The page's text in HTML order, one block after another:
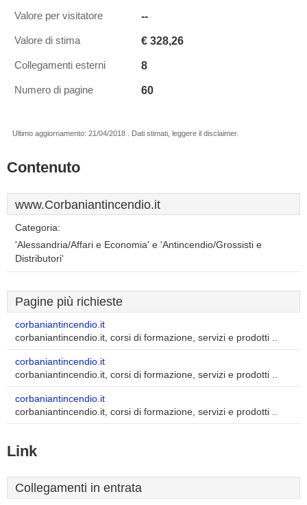
Valore per visitatore --
Valore di stima € 328,26
Collegamenti esterni 8
Numero di pagine 60
Ultimo aggiornamento: 21/04/2018 . Dati stimati, leggere il disclaimer.
Contenuto
www.Corbaniantincendio.it
Categoria:
'Alessandria/Affari e Economia' e 'Antincendio/Grossisti e
Distributori'
Pagine più richieste
corbaniantincendio.it
corbaniantincendio.it, corsi di formazione, servizi e prodotti ..
corbaniantincendio.it
corbaniantincendio.it, corsi di formazione, servizi e prodotti ..
corbaniantincendio.it
corbaniantincendio.it, corsi di formazione, servizi e prodotti ..
Link
Collegamenti in entrata